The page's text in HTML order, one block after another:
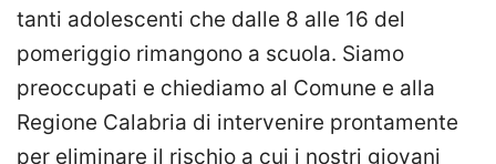
tanti adolescenti che dalle 8 alle 16 del
pomeriggio rimangono a scuola. Siamo
preoccupati e chiediamo al Comune e alla
Regione Calabria di intervenire prontamente
per eliminare il rischio a cui i nostri giovani